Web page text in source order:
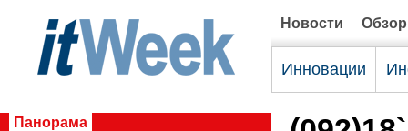
Новости
Инновации
Панорама